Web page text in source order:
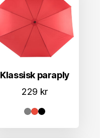
Klassisk paraply
229 kr